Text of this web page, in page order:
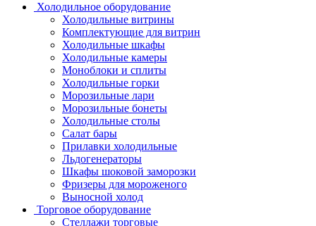
Холодильное оборудование
Холодильные витрины
Комплектующие для витрин
Холодильные шкафы
Холодильные камеры
Моноблоки и сплиты
Холодильные горки
Морозильные лари
Морозильные бонеты
Холодильные столы
Салат бары
Прилавки холодильные
Льдогенераторы
Шкафы шоковой заморозки
Фризеры для мороженого
Выносной холод
Торговое оборудование
Стеллажи торговые